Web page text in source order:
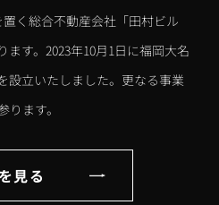
く総合不動産会社「田村ビル
ます。2023年10月1日に福岡大名
設立いたしました。更なる事業
ます。
見る